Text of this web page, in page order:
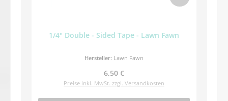
1/4" Double - Sided Tape - Lawn Fawn
Hersteller: Lawn Fawn
Regulärer Preis:
6,50 €
Preise inkl. MwSt. zzgl. Versandkosten